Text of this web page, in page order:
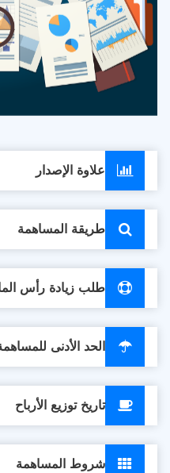
علاوة الإصدار
طريقة المساهمة
طلب زيادة رأس المال
الحد الأدنى للمساهمة
تاريخ توزيع الأرباح
شروط المساهمة